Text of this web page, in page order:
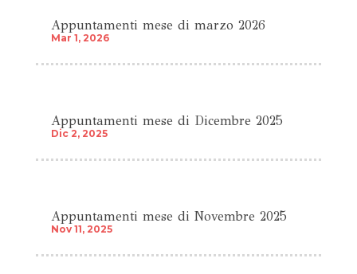
Appuntamenti mese di marzo 2026
Mar 1, 2026
Appuntamenti mese di Dicembre 2025
Dic 2, 2025
Appuntamenti mese di Novembre 2025
Nov 11, 2025